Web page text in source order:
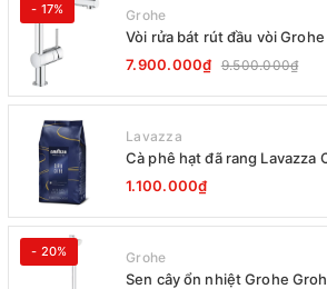
- 17% Grohe
Vòi rửa bát rút đầu vòi
7.900.000₫ 9.500.000₫
Lavazza
Cà phê hạt đã rang Lavazza
Super Crema 1000g Date 12-
1.100.000₫
- 20% Grohe
Sen cây ổn nhiệt Grohe